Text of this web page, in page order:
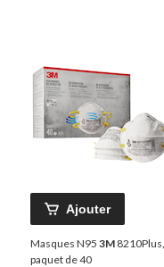
Ajouter
Masques N95 3M 8210Plus,
paquet de 40